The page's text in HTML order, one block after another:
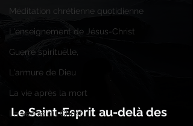
Méditation chrétienne quotidienne
L'enseignement de Jésus-Christ
Guerre spirituelle,
L'armure de Dieu
La vie après la mort
La venue du Christ
Le Saint-Esprit au-delà des